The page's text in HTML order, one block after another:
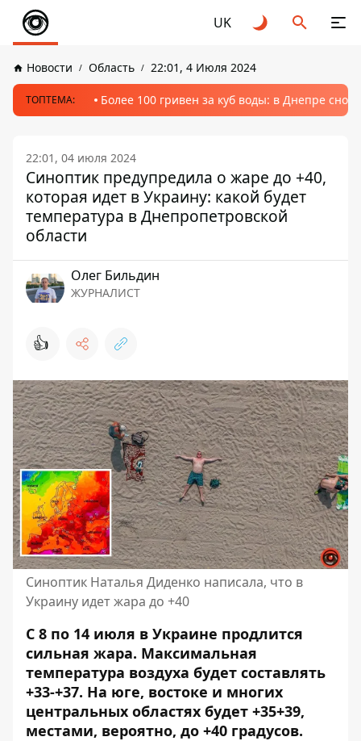
UK
Новости Область 22:01, 4 Июля 2024
ТОПТЕМА: Более 100 гривен за куб воды: в Днепре
22:01, 04 июля 2024
Синоптик предупредила о жаре до +40,
которая идет в Украину: какой будет
температура в Днепропетровской
области
Олег Бильдин
ЖУРНАЛИСТ
👍
Синоптик Наталья Диденко написала, что в
Украину идет жара до +40
С 8 по 14 июля в Украине продлится
сильная жара. Максимальная
температура воздуха будет составлять
+33-+37. На юге, востоке и многих
центральных областях будет +35+39,
местами, вероятно, до +40 градусов.